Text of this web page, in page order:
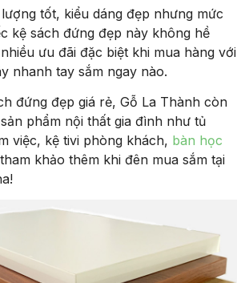
tốt, kiểu dáng đẹp nhưng mức
kệ sách đứng đẹp này không hề
ưu đãi đặc biệt khi mua hàng với
nhanh tay sắm ngay nào.
đứng đẹp giá rẻ, Gỗ La Thành còn
phẩm nội thất gia đình như tủ
việc, kệ tivi phòng khách, bàn học
khảo thêm khi đên mua sắm tại